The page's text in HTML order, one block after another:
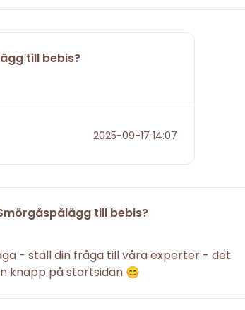
till bebis?
2025-09-17 14:07
till bebis?
- ställ din fråga till våra experter - det
knapp på startsidan 😊